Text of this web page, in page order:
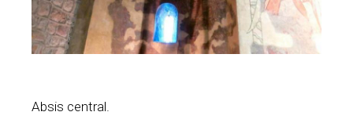
Absis central.